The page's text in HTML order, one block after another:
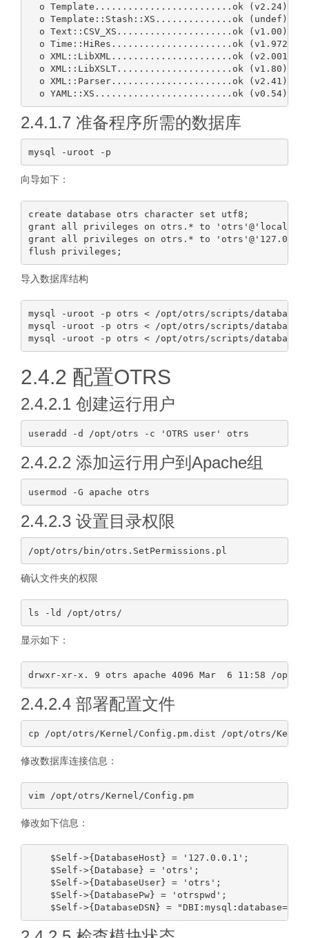
  o Template.........................ok (v2.24)
  o Template::Stash::XS..............ok (undef)
  o Text::CSV_XS.....................ok (v1.00)
  o Time::HiRes......................ok (v1.9725)
  o XML::LibXML......................ok (v2.0018)
  o XML::LibXSLT.....................ok (v1.80)
  o XML::Parser......................ok (v2.41)
2.4.1.7 准备程序所需的数据库
向导如下：
create database otrs character set utf8;
grant all privileges on otrs.* to
grant all privileges on otrs.* to
导入数据库结构
mysql -uroot -p otrs < /opt/otrs/scripts/database/
mysql -uroot -p otrs < /opt/otrs/scripts/
2.4.2 配置OTRS
2.4.2.1 创建运行用户
2.4.2.2 添加运行用户到Apache组
2.4.2.3 设置目录权限
确认文件夹的权限
显示如下：
2.4.2.4 部署配置文件
修改数据库连接信息：
vim /opt/otrs/Kernel/Config.pm
修改如下信息：
    $Self->{DatabaseHost} = '127.0.0.1';
    $Self->{Database} = 'otrs';
    $Self->{DatabaseUser} = 'otrs';
    $Self->{DatabasePw} = 'otrspwd';